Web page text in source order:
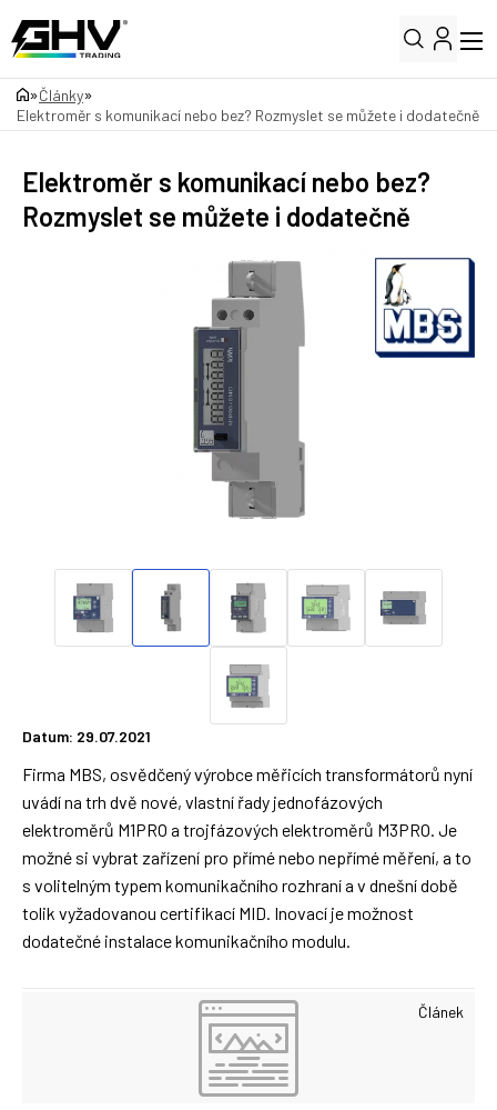
»Články»
Elektroměr s komunikací nebo bez? Rozmyslet se můžete i dodatečně
Elektroměr s komunikací nebo bez?
Rozmyslet se můžete i dodatečně
Datum: 29.07.2021
Firma MBS, osvědčený výrobce měřicích transformátorů nyní
uvádí na trh dvě nové, vlastní řady jednofázových
elektroměrů M1PRO a trojfázových elektroměrů M3PRO. Je
možné si vybrat zařízení pro přímé nebo nepřímé měření, a to
s volitelným typem komunikačního rozhraní a v dnešní době
tolik vyžadovanou certifikací MID. Inovací je možnost
dodatečné instalace komunikačního modulu.
Článek